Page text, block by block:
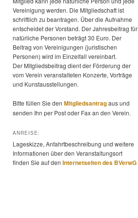
Vereinigung werden. Die Mitgliedschaft ist
schriftlich zu beantragen. Über die Aufnahme
entscheidet der Vorstand. Der Jahresbeitrag für
natürliche Personen beträgt 30 Euro. Der
Beitrag von Vereinigungen (juristischen
Personen) wird im Einzelfall vereinbart.
Der Mitgliedsbeitrag dient der Förderung der
vom Verein veranstalteten Konzerte, Vorträge
und Kunstausstellungen.
Bitte füllen Sie den Mitgliedsantragaus und
senden Ihn per Post oder Fax an den Verein.
ANREISE:
Lageskizze, Anfahrtbeschreibung und weitere
Informationen über den Veranstaltungsort
finden Sie auf den Internetseiten des BVerwG